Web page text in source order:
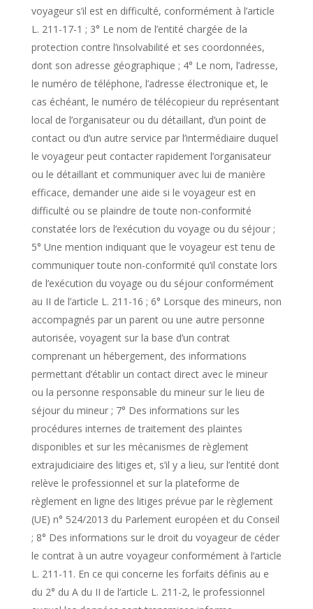
voyageur s’il est en difficulté, conformément à l’article
L. 211-17-1 ; 3° Le nom de l’entité chargée de la
protection contre l’insolvabilité et ses coordonnées,
dont son adresse géographique ; 4° Le nom, l’adresse,
le numéro de téléphone, l’adresse électronique et, le
cas échéant, le numéro de télécopieur du représentant
local de l’organisateur ou du détaillant, d’un point de
contact ou d’un autre service par l’intermédiaire duquel
le voyageur peut contacter rapidement l’organisateur
ou le détaillant et communiquer avec lui de manière
efficace, demander une aide si le voyageur est en
difficulté ou se plaindre de toute non-conformité
constatée lors de l’exécution du voyage ou du séjour ;
5° Une mention indiquant que le voyageur est tenu de
communiquer toute non-conformité qu’il constate lors
de l’exécution du voyage ou du séjour conformément
au II de l’article L. 211-16 ; 6° Lorsque des mineurs, non
accompagnés par un parent ou une autre personne
autorisée, voyagent sur la base d’un contrat
comprenant un hébergement, des informations
permettant d’établir un contact direct avec le mineur
ou la personne responsable du mineur sur le lieu de
séjour du mineur ; 7° Des informations sur les
procédures internes de traitement des plaintes
disponibles et sur les mécanismes de règlement
extrajudiciaire des litiges et, s’il y a lieu, sur l’entité dont
relève le professionnel et sur la plateforme de
règlement en ligne des litiges prévue par le règlement
(UE) n° 524/2013 du Parlement européen et du Conseil
; 8° Des informations sur le droit du voyageur de céder
le contrat à un autre voyageur conformément à l’article
L. 211-11. En ce qui concerne les forfaits définis au e
du 2° du A du II de l’article L. 211-2, le professionnel